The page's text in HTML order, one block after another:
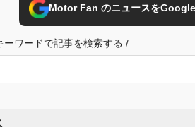
Motor Fan のニュースを
ーワードで記事を検索する /